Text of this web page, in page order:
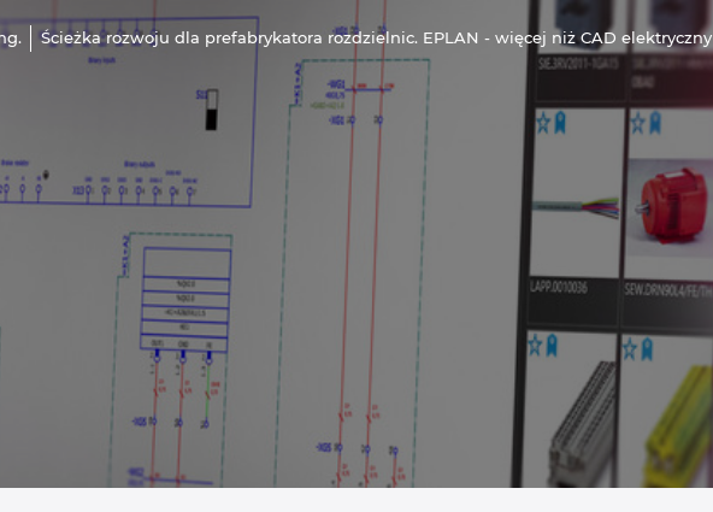
Ścieżka rozwoju dla prefabrykatora rozdzielnic. EPLAN - więcej niż CAD elektryczny